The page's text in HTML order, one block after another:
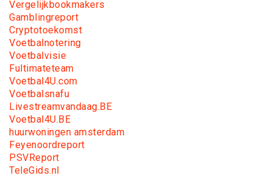
Vergelijkbookmakers
Gamblingreport
Cryptotoekomst
Voetbalnotering
Voetbalvisie
Fultimateteam
Voetbal4U.com
Voetbalsnafu
Livestreamvandaag.BE
Voetbal4U.BE
huurwoningen amsterdam
Feyenoordreport
PSVReport
TeleGids.nl